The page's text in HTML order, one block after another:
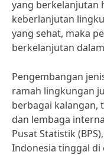
yang berkelanjutan
keberlanjutan
yang sehat, maka
berkelanjutan
Pengembangan
ramah lingkungan
berbagai kalangan,
dan lembaga
Pusat Statistik
Indonesia tinggal di